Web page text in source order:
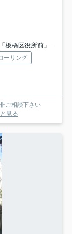
役所前」駅 徒歩11分
ーリング
ご相談下さい
見る